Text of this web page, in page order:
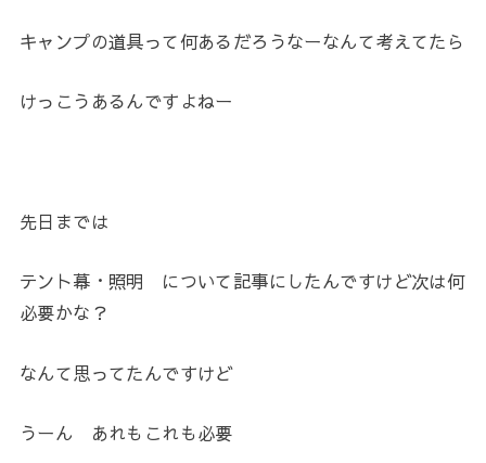
キャンプの道具って何あるだろうなーなんて考えてたら
けっこうあるんですよねー
先日までは
テント幕・照明 について記事にしたんですけど次は何
必要かな？
なんて思ってたんですけど
うーん あれもこれも必要